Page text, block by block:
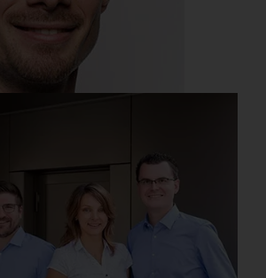
Finalist:
Röhre gucken muss